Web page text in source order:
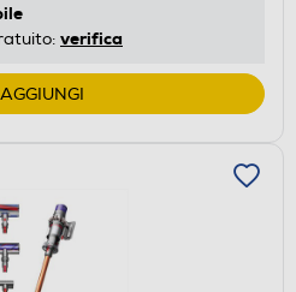
verifica
AGGIUNGI